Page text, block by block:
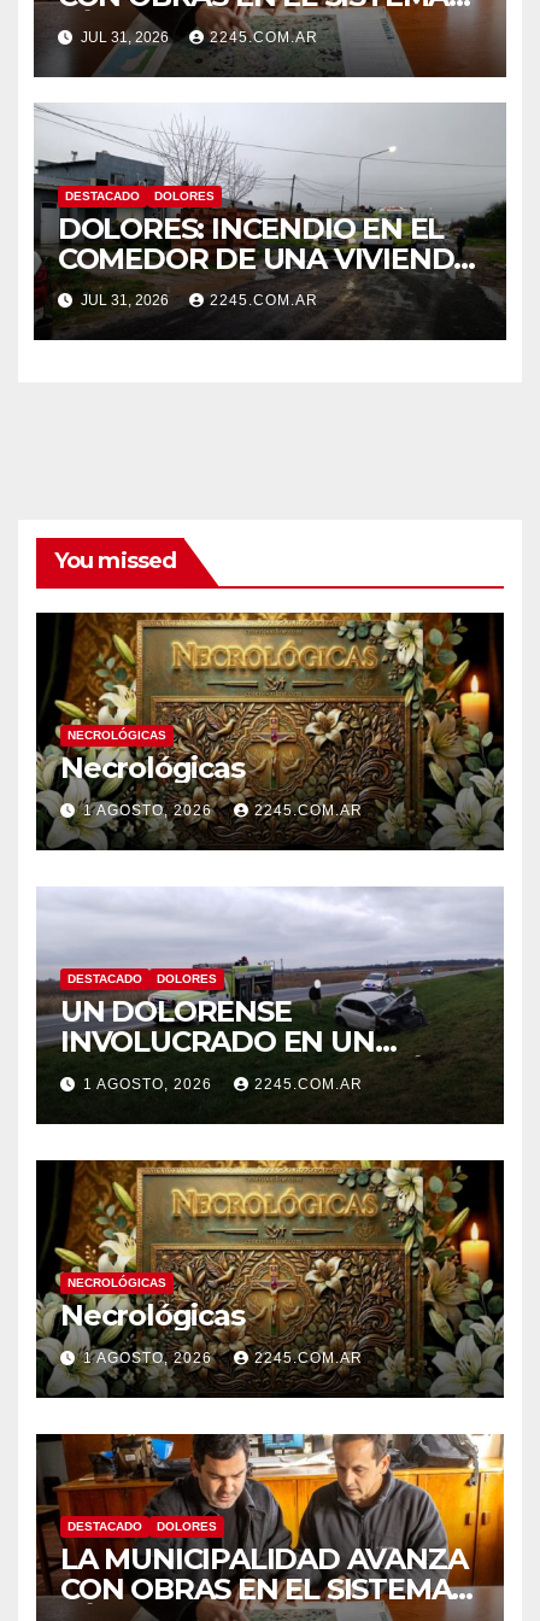
HÍDRICO DE DOLORES
JUL 31, 2026 2245.COM.AR
DESTACADO DOLORES
DOLORES: INCENDIO EN EL
COMEDOR DE UNA VIVIENDA
FUE CONTROLADO POR
BOMBEROS
JUL 31, 2026 2245.COM.AR
You missed
NECROLÓGICAS
Necrológicas
1 AGOSTO, 2026 2245.COM.AR
DESTACADO DOLORES
UN DOLORENSE
INVOLUCRADO EN UN
SINIESTRO QUE TERMINÓ
CON DESPISTE Y VUELCO
1 AGOSTO, 2026 2245.COM.AR
NECROLÓGICAS
Necrológicas
1 AGOSTO, 2026 2245.COM.AR
DESTACADO DOLORES
LA MUNICIPALIDAD AVANZA
CON OBRAS EN EL SISTEMA